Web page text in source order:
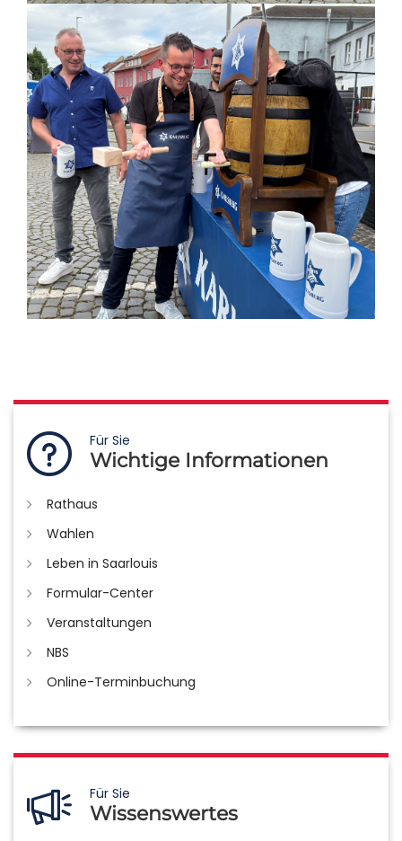
Für Sie
Wichtige Informationen
Rathaus
Wahlen
Leben in Saarlouis
Formular-Center
Veranstaltungen
NBS
Online-Terminbuchung
Für Sie
Wissenswertes